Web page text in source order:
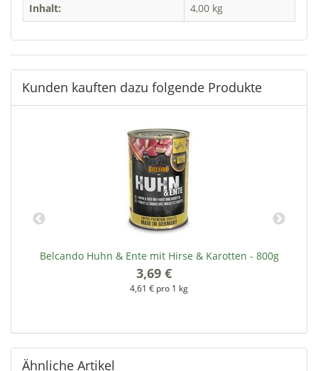
Inhalt: 4,00 kg
Kunden kauften dazu folgende Produkte
Belcando Huhn & Ente mit Hirse & Karotten - 800g
3,69 €
4,61 € pro 1 kg
Ähnliche Artikel